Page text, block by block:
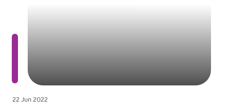
22 Jun 2022